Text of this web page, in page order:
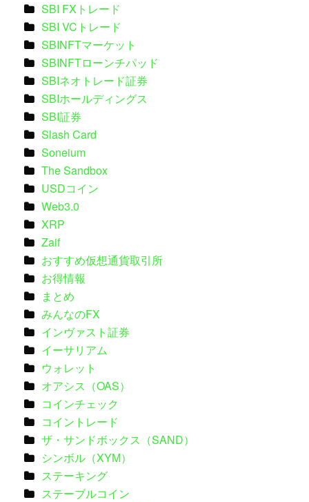
SBI FXトレード
SBI VCトレード
SBINFTマーケット
SBINFTローンチパッド
SBIネオトレード証券
SBIホールディングス
SBI証券
Slash Card
Soneium
The Sandbox
USDコイン
Web3.0
XRP
Zaif
おすすめ仮想通貨取引所
お得情報
まとめ
みんなのFX
インヴァスト証券
イーサリアム
ウォレット
オアシス（OAS）
コインチェック
コイントレード
ザ・サンドボックス（SAND）
シンボル（XYM）
ステーキング
ステーブルコイン